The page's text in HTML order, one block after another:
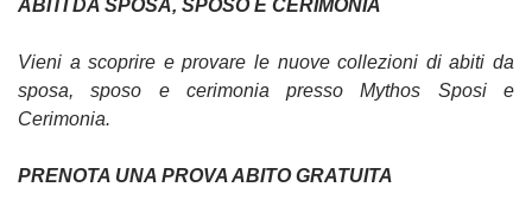
ABITI DA SPOSA, SPOSO E CERIMONIA
Vieni a scoprire e provare le nuove collezioni di abiti da
sposa, sposo e cerimonia presso Mythos Sposi e
Cerimonia.
PRENOTA UNA PROVA ABITO GRATUITA